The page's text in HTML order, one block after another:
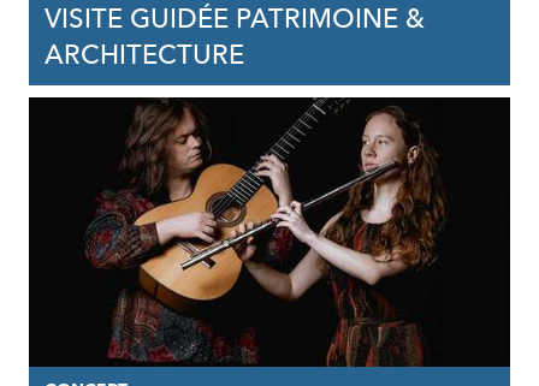
VISITE GUIDÉE PATRIMOINE &
ARCHITECTURE